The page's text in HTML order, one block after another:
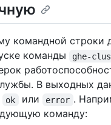
командной строки
команды
ghe-
В выходных
ok или error .
команду: